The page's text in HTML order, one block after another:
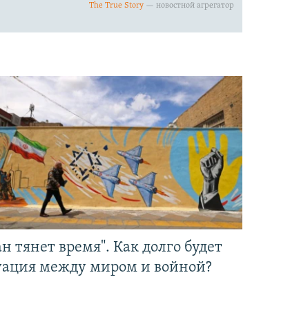
тянет время". Как долго будет
между миром и войной?